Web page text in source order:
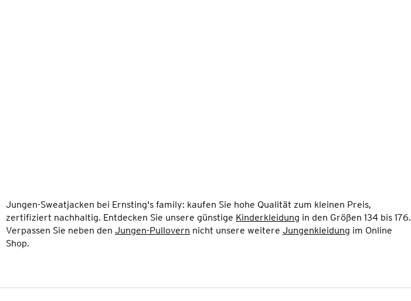
Jungen-Sweatjacken bei Ernsting's family: kaufen Sie hohe Qualität zum kleinen Preis,
zertifiziert nachhaltig. Entdecken Sie unsere günstige Kinderkleidung in den Größen 134 bis 176.
Verpassen Sie neben den Jungen-Pullovern nicht unsere weitere Jungenkleidung im Online
Shop.